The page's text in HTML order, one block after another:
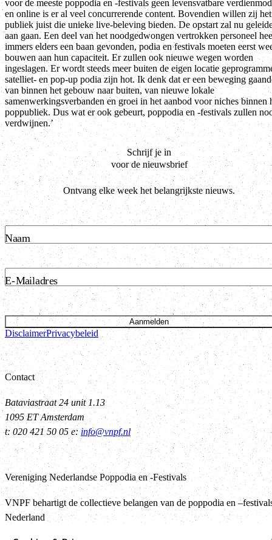
voor de meeste poppodia en -festivals geen levensvatbare
en online is er al veel concurrerende content. Bovendien willen zij het
publiek juist die unieke live-beleving bieden. De opstart zal nu
aan gaan. Een deel van het noodgedwongen vertrokken personeel
immers elders een baan gevonden, podia en festivals moeten eerst
bouwen aan hun capaciteit. Er zullen ook nieuwe wegen worden
ingeslagen. Er wordt steeds meer buiten de eigen locatie
satelliet- en pop-up podia zijn hot. Ik denk dat er een beweging
van binnen het gebouw naar buiten, van nieuwe lokale
samenwerkingsverbanden en groei in het aanbod voor niches binnen
poppubliek. Dus wat er ook gebeurt, poppodia en -festivals zullen
verdwijnen.’
Schrijf je in
voor de nieuwsbrief
Ontvang elke week het belangrijkste nieuws.
Naam
E-Mailadres
Aanmelden
DisclaimerPrivacybeleid
Contact
Bataviastraat 24 unit 1.13
1095 ET Amsterdam
t: 020 421 50 05 e:info@vnpf.nl
Vereniging Nederlandse Poppodia en -Festivals
VNPF behartigt de collectieve belangen van de poppodia en
Nederland